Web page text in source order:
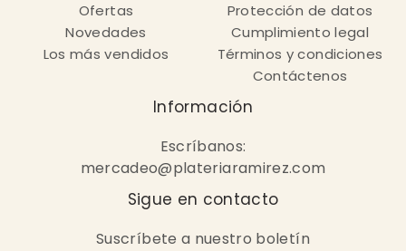
Ofertas
Novedades
Los más vendidos
Protección de datos
Cumplimiento legal
Términos y condiciones
Contáctenos
Información
Escríbanos:
mercadeo@plateriaramirez.com
Sigue en contacto
Suscríbete a nuestro boletín